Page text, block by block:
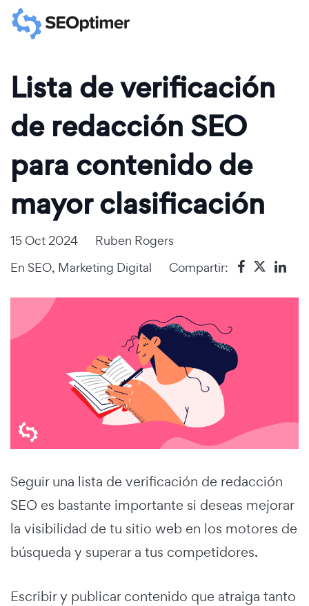
Lista de verificación
de redacción SEO
para contenido de
mayor clasificación
15 Oct 2024
Ruben Rogers
En SEO, Marketing Digital Compartir:
Seguir una lista de verificación de redacción
SEO es bastante importante si deseas mejorar
la visibilidad de tu sitio web en los motores de
búsqueda y superar a tus competidores.
Escribir y publicar contenido que atraiga tanto